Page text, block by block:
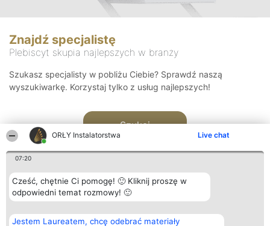
ORŁY Instalatorstwa Live chat
07:20
Cześć, chętnie Ci pomogę! 🙂 Kliknij proszę w
odpowiedni temat rozmowy! 🙂
Jestem Laureatem, chcę odebrać materiały
Znajdź specjalistę
Plebiscyt skupia najlepszych w branży
Szukasz specjalisty w pobliżu Ciebie? Sprawdź naszą
wyszukiwarkę. Korzystaj tylko z usług najlepszych!
Szukaj
Organizator plebiscytu
Bright Side Solutions sp. z o.
Plebiscyt
Laureaci
Kontakt
Kontakt